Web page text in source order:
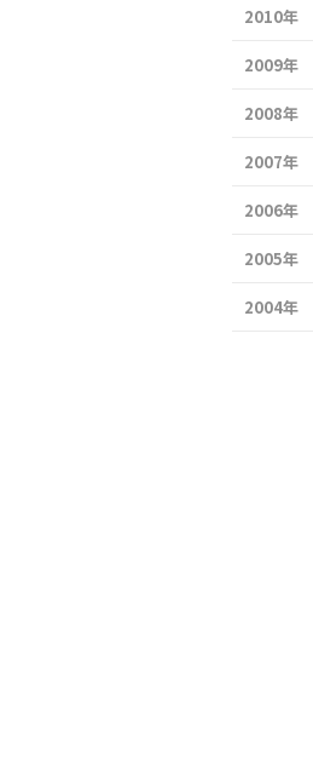
2010年
2009年
2008年
2007年
2006年
2005年
2004年